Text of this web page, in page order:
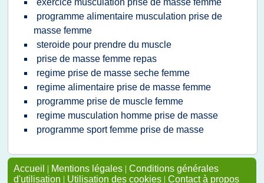
exercice musculation prise de masse femme
programme alimentaire musculation prise de
masse femme
steroide pour prendre du muscle
prise de masse femme repas
regime prise de masse seche femme
regime alimentaire prise de masse femme
programme prise de muscle femme
regime musculation homme prise de masse
programme sport femme prise de masse
Accueil | Mentions légales | Conditions générales
d'utilisation | Utilisation des cookies | Contact à propos